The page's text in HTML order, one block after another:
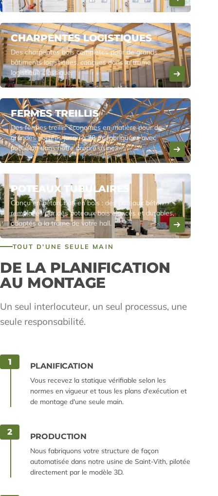
CHARPENTES LOGISTIQUES
Des charpentes bois complètes pour de grands
bâtiments logistiques, conçues dans la trame
logistique classique.
FERMES TREILLIS
Des fermes treillis économes en matière pour de
grandes portées jusqu'à 70 m, fabriquées avec
précision dans notre propre usine.
POTEAUX TUBULAIRES
Conçu en béton, bâti en bois : des poteaux béton
remplacés par des poteaux bois élancés et durables,
adaptés à la trame de votre hall.
TOUT D'UNE SEULE MAIN
DE LA PLANIFICATION
AU MONTAGE
Un seul interlocuteur, un seul processus, une
seule responsabilité.
1 PLANIFICATION
Vous recevez la statique vérifiable selon les
normes en vigueur et tous les plans d'exécution et
de montage d'une seule main.
2 PRODUCTION
Nous fabriquons votre structure de façon
automatisée dans notre usine de Saint-Vith, pilotée
directement par le modèle 3D.